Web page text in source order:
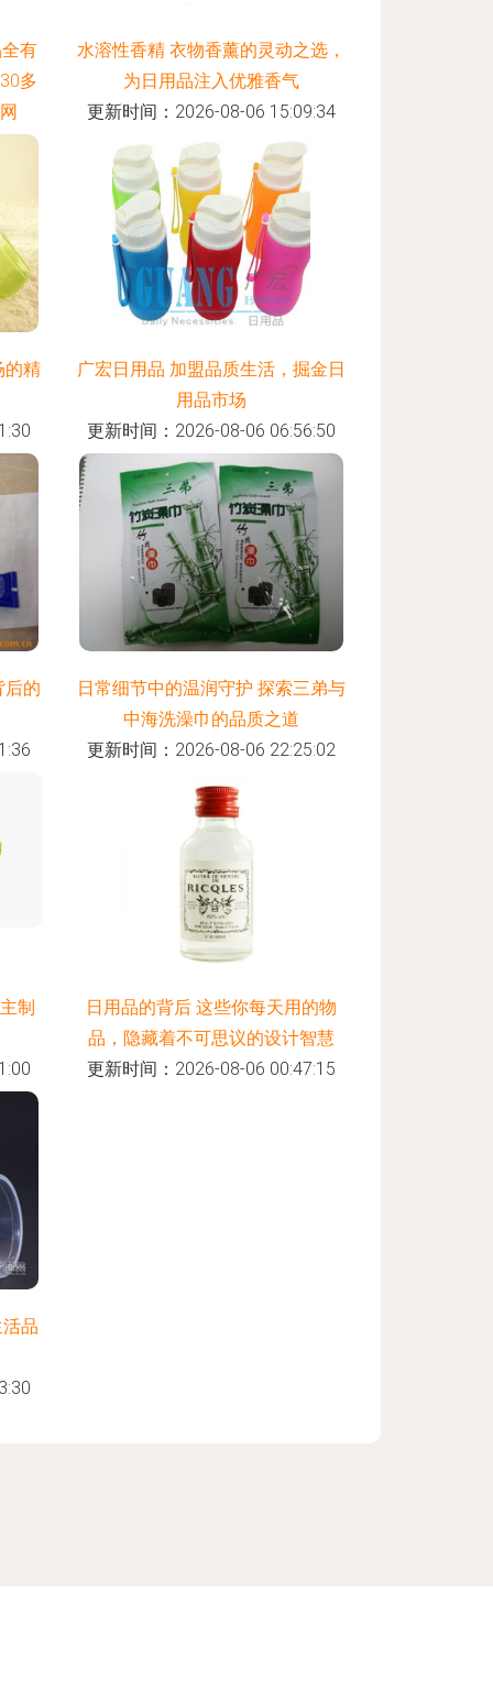
有
多
水溶性香精 衣物香薰的灵动之选，
为日用品注入优雅香气
更新时间：2026-08-06 15:09:34
的精
广宏日用品 加盟品质生活，掘金日
用品市场
更新时间：2026-08-06 06:56:50
后的
日常细节中的温润守护 探索三弟与
中海洗澡巾的品质之道
更新时间：2026-08-06 22:25:02
制
日用品的背后 这些你每天用的物
品，隐藏着不可思议的设计智慧
更新时间：2026-08-06 00:47:15
品